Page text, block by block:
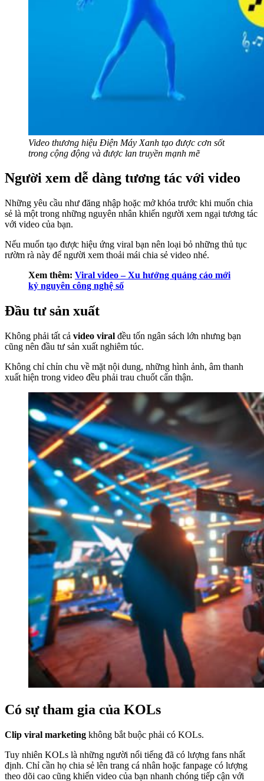
Video thương hiệu Điện Máy Xanh tạo được cơn sốt
trong cộng động và được lan truyền mạnh mẽ
Người xem dễ dàng tương tác với video
Những yêu cầu như đăng nhập hoặc mở khóa trước khi muốn chia
sẻ là một trong những nguyên nhân khiến người xem ngại tương tác
với video của bạn.
Nếu muốn tạo được hiệu ứng viral bạn nên loại bỏ những thủ tục
rườm rà này để người xem thoải mái chia sẻ video nhé.
Xem thêm: Viral video – Xu hướng quảng cáo mới
kỷ nguyên công nghệ số
Đầu tư sản xuất
Không phải tất cả video viral đều tốn ngân sách lớn nhưng bạn
cũng nên đầu tư sản xuất nghiêm túc.
Không chỉ chỉn chu về mặt nội dung, những hình ảnh, âm thanh
xuất hiện trong video đều phải trau chuốt cẩn thận.
Có sự tham gia của KOLs
Clip viral marketing không bắt buộc phải có KOLs.
Tuy nhiên KOLs là những người nổi tiếng đã có lượng fans nhất
định. Chỉ cần họ chia sẻ lên trang cá nhân hoặc fanpage có lượng
theo dõi cao cũng khiến video của bạn nhanh chóng tiếp cận với